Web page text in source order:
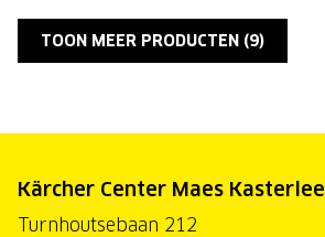
TOON MEER PRODUCTEN (9)
Kärcher Center Maes Kasterlee
Turnhoutsebaan 212